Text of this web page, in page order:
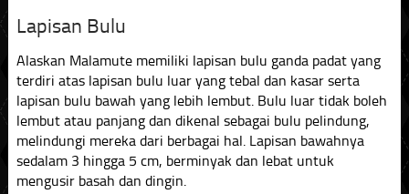
Lapisan Bulu
Alaskan Malamute memiliki lapisan bulu ganda padat yang
terdiri atas lapisan bulu luar yang tebal dan kasar serta
lapisan bulu bawah yang lebih lembut. Bulu luar tidak boleh
lembut atau panjang dan dikenal sebagai bulu pelindung,
melindungi mereka dari berbagai hal. Lapisan bawahnya
sedalam 3 hingga 5 cm, berminyak dan lebat untuk
mengusir basah dan dingin.